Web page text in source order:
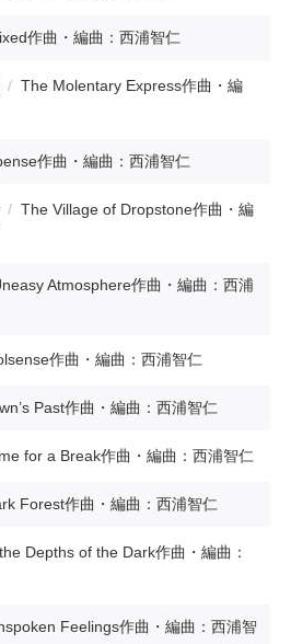
作曲・編曲：西浦智仁
The Molentary Express作曲・編
作曲・編曲：西浦智仁
The Village of Dropstone作曲・編
Atmosphere作曲・編曲：西浦
作曲・編曲：西浦智仁
Past作曲・編曲：西浦智仁
for a Break作曲・編曲：西浦智仁
Forest作曲・編曲：西浦智仁
Depths of the Dark作曲・編曲：
Feelings作曲・編曲：西浦智